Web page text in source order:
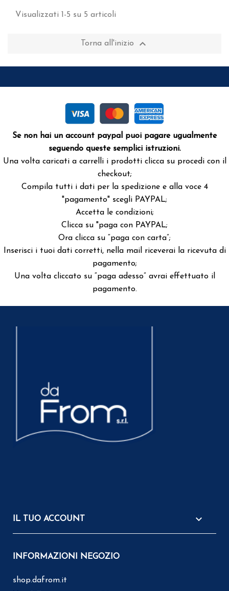
Visualizzati 1-5 su 5 articoli
Torna all'inizio 
Se non hai un account paypal puoi pagare ugualmente
seguendo queste semplici istruzioni.
Una volta caricati a carrelli i prodotti clicca su procedi con il
checkout;
Compila tutti i dati per la spedizione e alla voce 4
"pagamento" scegli PAYPAL;
Accetta le condizioni;
Clicca su "paga con PAYPAL;
Ora clicca su “paga con carta”;
Inserisci i tuoi dati corretti, nella mail riceverai la ricevuta di
pagamento;
Una volta cliccato su “paga adesso” avrai effettuato il
pagamento.
IL TUO ACCOUNT 
INFORMAZIONI NEGOZIO
shop.dafrom.it